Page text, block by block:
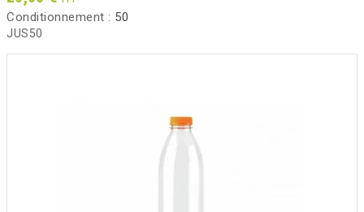
Conditionnement : 50
JUS50